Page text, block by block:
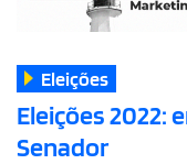
Eleições
Eleições 2022:
Senador